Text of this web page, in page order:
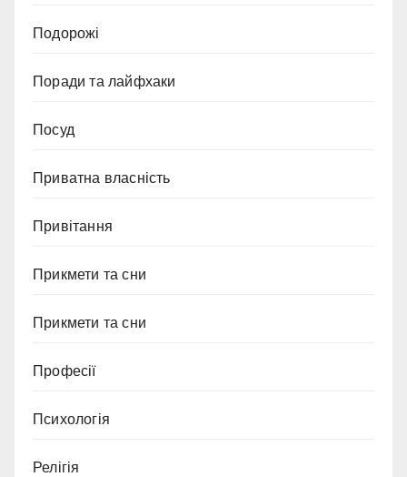
Подорожі
Поради та лайфхаки
Посуд
Приватна власність
Привітання
Прикмети та сни
Прикмети та сни
Професії
Психологія
Релігія